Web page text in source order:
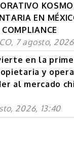
EN
7 agosto,
en la
y
al mercado
2026, 13:40